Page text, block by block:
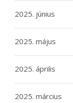
2025. június
2025. május
2025. április
2025. március